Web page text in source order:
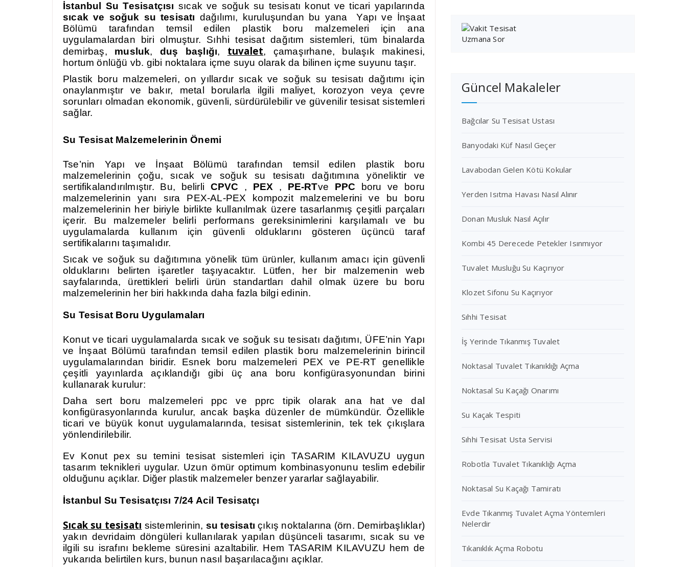
İstanbul Su Tesisatçısı sıcak ve soğuk su tesisatı konut ve ticari yapılarında
sıcak ve soğuk su tesisatı dağılımı, kuruluşundan bu yana Yapı ve İnşaat
Bölümü tarafından temsil edilen plastik boru malzemeleri için ana
uygulamalardan biri olmuştur. Sıhhi tesisat dağıtım sistemleri, tüm binalarda
demirbaş, musluk, duş başlığı, tuvalet, çamaşırhane, bulaşık makinesi,
hortum önlüğü vb. gibi noktalara içme suyu olarak da bilinen içme suyunu taşır.
Plastik boru malzemeleri, on yıllardır sıcak ve soğuk su tesisatı dağıtımı için
onaylanmıştır ve bakır, metal borularla ilgili maliyet, korozyon veya çevre
sorunları olmadan ekonomik, güvenli, sürdürülebilir ve güvenilir tesisat sistemleri
sağlar.
Su Tesisat Malzemelerinin Önemi
Tse’nin Yapı ve İnşaat Bölümü tarafından temsil edilen plastik boru
malzemelerinin çoğu, sıcak ve soğuk su tesisatı dağıtımına yöneliktir ve
sertifikalandırılmıştır. Bu, belirli CPVC , PEX , PE-RTve PPC boru ve boru
malzemelerinin yanı sıra PEX-AL-PEX kompozit malzemelerini ve bu boru
malzemelerinin her biriyle birlikte kullanılmak üzere tasarlanmış çeşitli parçaları
içerir. Bu malzemeler belirli performans gereksinimlerini karşılamalı ve bu
uygulamalarda kullanım için güvenli olduklarını gösteren üçüncü taraf
sertifikalarını taşımalıdır.
Sıcak ve soğuk su dağıtımına yönelik tüm ürünler, kullanım amacı için güvenli
olduklarını belirten işaretler taşıyacaktır. Lütfen, her bir malzemenin web
sayfalarında, ürettikleri belirli ürün standartları dahil olmak üzere bu boru
malzemelerinin her biri hakkında daha fazla bilgi edinin.
Su Tesisat Boru Uygulamaları
Konut ve ticari uygulamalarda sıcak ve soğuk su tesisatı dağıtımı, ÜFE’nin Yapı
ve İnşaat Bölümü tarafından temsil edilen plastik boru malzemelerinin birincil
uygulamalarından biridir. Esnek boru malzemeleri PEX ve PE-RT genellikle
çeşitli yayınlarda açıklandığı gibi üç ana boru konfigürasyonundan birini
kullanarak kurulur:
Daha sert boru malzemeleri ppc ve pprc tipik olarak ana hat ve dal
konfigürasyonlarında kurulur, ancak başka düzenler de mümkündür. Özellikle
ticari ve büyük konut uygulamalarında, tesisat sistemlerinin, tek tek çıkışlara
yönlendirilebilir.
Ev Konut pex su temini tesisat sistemleri için TASARIM KILAVUZU uygun
tasarım teknikleri uygular. Uzun ömür optimum kombinasyonunu teslim edebilir
olduğunu açıklar. Diğer plastik malzemeler benzer yararlar sağlayabilir.
İstanbul Su Tesisatçısı 7/24 Acil Tesisatçı
Sıcak su tesisatı sistemlerinin, su tesisatı çıkış noktalarına (örn. Demirbaşlıklar)
yakın devridaim döngüleri kullanılarak yapılan düşünceli tasarımı, sıcak su ve
ilgili su israfını bekleme süresini azaltabilir. Hem TASARIM KILAVUZU hem de
yukarıda belirtilen kurs, bunun nasıl başarılacağını açıklar.
Güncel Makaleler
Bağcılar Su Tesisat Ustası
Banyodaki Küf Nasıl Geçer
Lavabodan Gelen Kötü Kokular
Yerden Isıtma Havası Nasıl Alınır
Donan Musluk Nasıl Açılır
Kombi 45 Derecede Petekler Isınmıyor
Tuvalet Musluğu Su Kaçırıyor
Klozet Sifonu Su Kaçırıyor
Sıhhi Tesisat
İş Yerinde Tıkanmış Tuvalet
Noktasal Tuvalet Tıkanıklığı Açma
Noktasal Su Kaçağı Onarımı
Su Kaçak Tespiti
Sıhhi Tesisat Usta Servisi
Robotla Tuvalet Tıkanıklığı Açma
Noktasal Su Kaçağı Tamiratı
Evde Tıkanmış Tuvalet Açma Yöntemleri
Nelerdir
Tıkanıklık Açma Robotu